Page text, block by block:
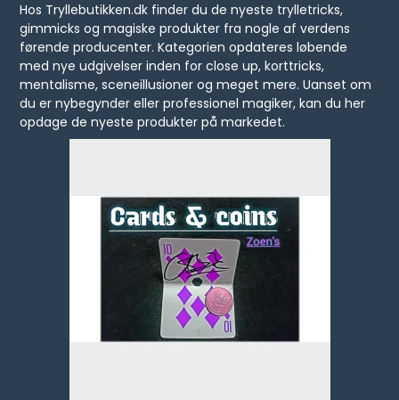
Hos Tryllebutikken.dk finder du de nyeste trylletricks,
gimmicks og magiske produkter fra nogle af verdens
førende producenter. Kategorien opdateres løbende
med nye udgivelser inden for close up, korttricks,
mentalisme, sceneillusioner og meget mere. Uanset om
du er nybegynder eller professionel magiker, kan du her
opdage de nyeste produkter på markedet.